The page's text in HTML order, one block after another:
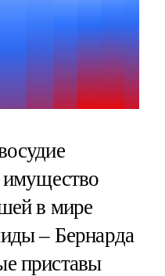
имущество
в мире
– Бернарда
приставы